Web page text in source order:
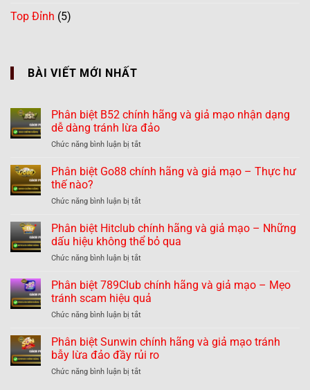
Top Đỉnh (5)
BÀI VIẾT MỚI NHẤT
Phân biệt B52 chính hãng và giả mạo nhận dạng
dễ dàng tránh lừa đảo
Chức năng bình luận bị tắt
biệt
hãng
giả
mạo
dạng
dàng
tránh
đảo
Phân biệt Go88 chính hãng và giả mạo – Thực hư
thế nào?
Chức năng bình luận bị tắt
biệt
Go88
chính
hãng
giả
mạo
Thực
thế
nào?
Phân biệt Hitclub chính hãng và giả mạo – Những
dấu hiệu không thể bỏ qua
Chức năng bình luận bị tắt
biệt
Hitclub
chính
hãng
giả
mạo
Những
Phân biệt 789Club chính hãng và giả mạo – Mẹo
tránh scam hiệu quả
Chức năng bình luận bị tắt
biệt
789Club
chính
hãng
Phân biệt Sunwin chính hãng và giả mạo tránh
bẫy lừa đảo đầy rủi ro
Chức năng bình luận bị tắt